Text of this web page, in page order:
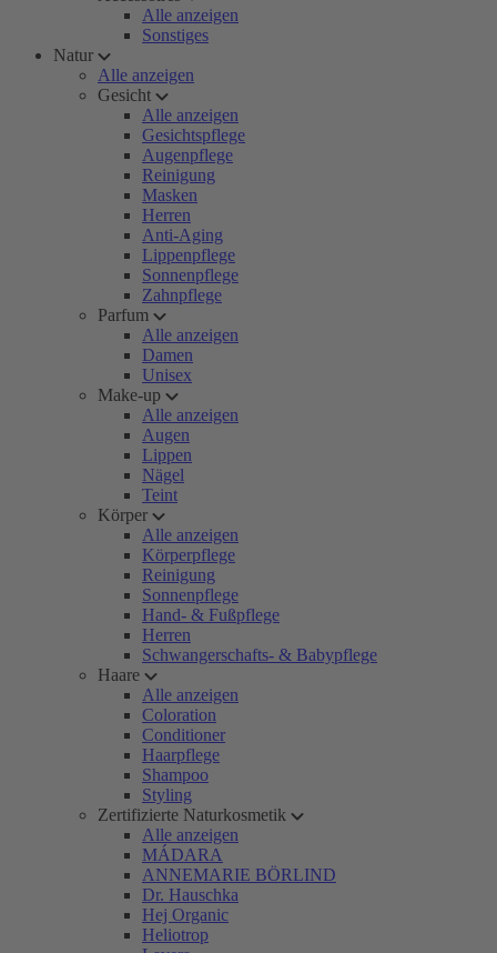
Alle anzeigen
Sonstiges
Natur
Alle anzeigen
Gesicht
Alle anzeigen
Gesichtspflege
Augenpflege
Reinigung
Masken
Herren
Anti-Aging
Lippenpflege
Sonnenpflege
Zahnpflege
Parfum
Alle anzeigen
Damen
Unisex
Make-up
Alle anzeigen
Augen
Lippen
Nägel
Teint
Körper
Alle anzeigen
Körperpflege
Reinigung
Sonnenpflege
Hand- & Fußpflege
Herren
Schwangerschafts- & Babypflege
Haare
Alle anzeigen
Coloration
Conditioner
Haarpflege
Shampoo
Styling
Zertifizierte Naturkosmetik
Alle anzeigen
MÁDARA
ANNEMARIE BÖRLIND
Dr. Hauschka
Hej Organic
Heliotrop